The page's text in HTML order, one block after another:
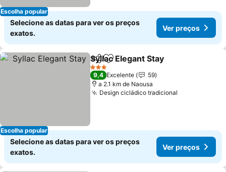
Escolha popular
Selecione as datas para ver os preços
exatos.
Ver preços
Escolha popular
PartilharAdicionar aos favoritos
Syllac Elegant Stay
3 Estrelas
9,4 Excelente
59
a 2.1 km de Naousa
Design cicládico tradicional
Selecione as datas para ver os preços
exatos.
Ver preços